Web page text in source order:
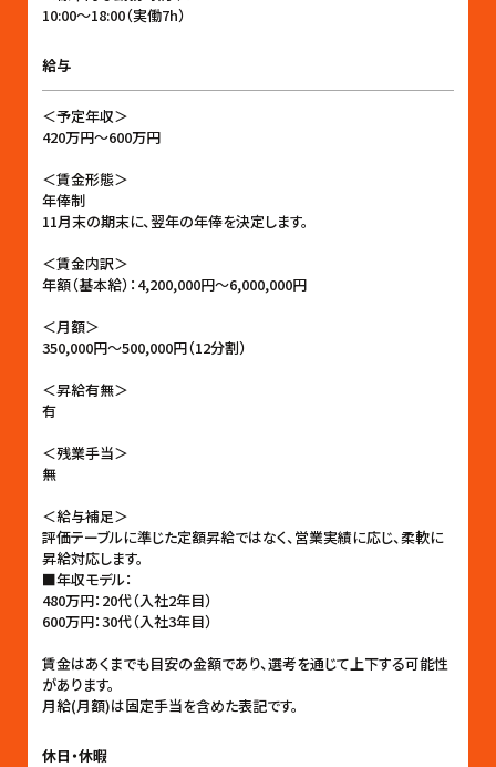
10:00〜18:00（実働7h）
給与
＜予定年収＞
420万円〜600万円
＜賃金形態＞
年俸制
11月末の期末に、翌年の年俸を決定します。
＜賃金内訳＞
年額（基本給）：4,200,000円〜6,000,000円
＜月額＞
350,000円〜500,000円（12分割）
＜昇給有無＞
有
＜残業手当＞
無
＜給与補足＞
評価テーブルに準じた定額昇給ではなく、営業実績に応じ、柔軟に
昇給対応します。
■年収モデル：
480万円：20代（入社2年目）
600万円：30代（入社3年目）
賃金はあくまでも目安の金額であり、選考を通じて上下する可能性
があります。
月給(月額)は固定手当を含めた表記です。
休日・休暇